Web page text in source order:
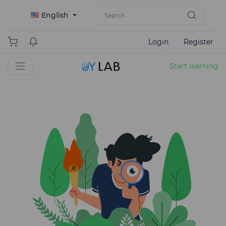
English
Login Register
Start learning